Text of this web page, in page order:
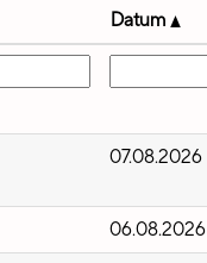
Datum
07.08.2026
06.08.2026